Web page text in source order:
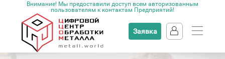
Внимание! Мы предоставили доступ всем авторизованным
пользователям к контактам Предприятий!
Заявка